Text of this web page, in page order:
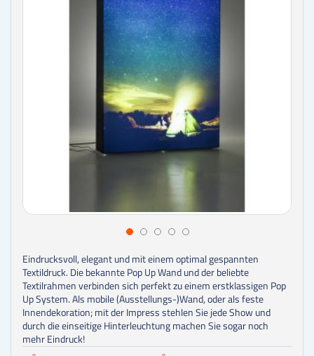
Eindrucksvoll, elegant und mit einem optimal gespannten
Textildruck. Die bekannte Pop Up Wand und der beliebte
Textilrahmen verbinden sich perfekt zu einem erstklassigen Pop
Up System. Als mobile (Ausstellungs-)Wand, oder als feste
Innendekoration; mit der Impress stehlen Sie jede Show und
durch die einseitige Hinterleuchtung machen Sie sogar noch
mehr Eindruck!